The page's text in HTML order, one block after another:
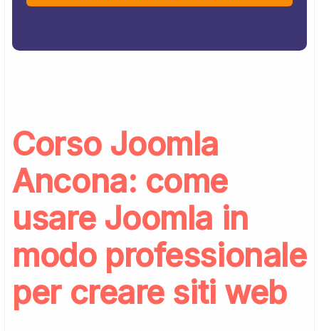
Corso Joomla
Ancona: come
usare Joomla in
modo professionale
per creare siti web